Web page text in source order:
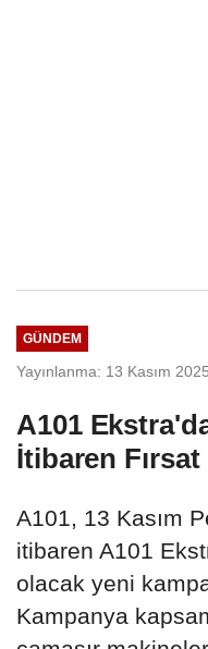
GÜNDEM
Yayınlanma: 13 Kasım
A101
İtibaren
A101, 13 Kasım
itibaren A101
olacak yeni
Kampanya